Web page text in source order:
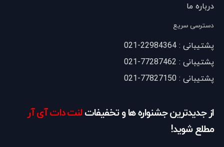
درباره ما
دسترسی سریع
پشتیبانی : 22984364-021
پشتیبانی : 77287462-021
پشتیبانی : 77827150-021
از جدیدترین جشنواره ها و تخفیفاتلنت دات آی آر
مطلع شوید!